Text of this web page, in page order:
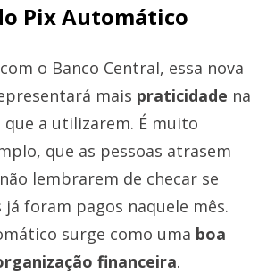
Pix Automático
o Banco Central, essa nova
mais praticidade na
que a utilizarem. É muito
que as pessoas atrasem
lembrarem de checar se
foram pagos naquele mês.
surge como uma boa
financeira.